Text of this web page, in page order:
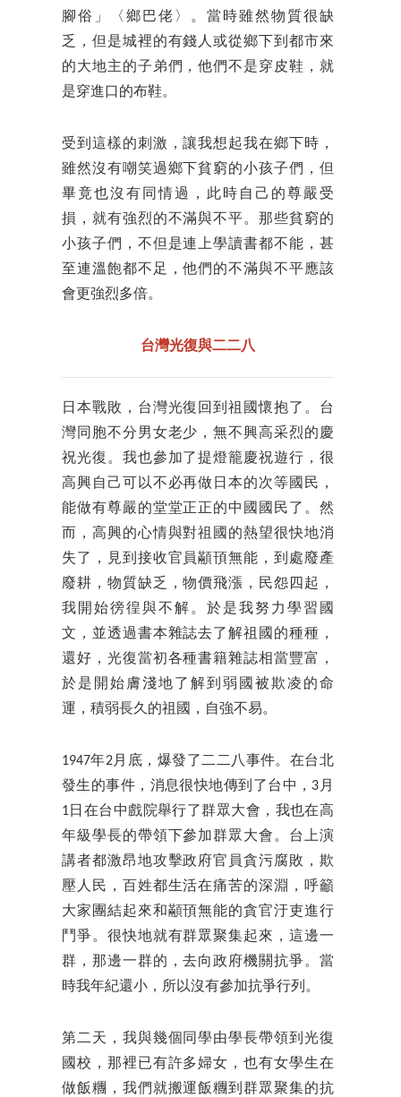
腳俗」〈鄉巴佬〉。當時雖然物質很缺
乏，但是城裡的有錢人或從鄉下到都市來
的大地主的子弟們，他們不是穿皮鞋，就
是穿進口的布鞋。
受到這樣的刺激，讓我想起我在鄉下時，
雖然沒有嘲笑過鄉下貧窮的小孩子們，但
畢竟也沒有同情過，此時自己的尊嚴受
損，就有強烈的不滿與不平。那些貧窮的
小孩子們，不但是連上學讀書都不能，甚
至連溫飽都不足，他們的不滿與不平應該
會更強烈多倍。
台灣光復與二二八
日本戰敗，台灣光復回到祖國懷抱了。台
灣同胞不分男女老少，無不興高采烈的慶
祝光復。我也參加了提燈籠慶祝遊行，很
高興自己可以不必再做日本的次等國民，
能做有尊嚴的堂堂正正的中國國民了。然
而，高興的心情與對祖國的熱望很快地消
失了，見到接收官員顢頇無能，到處廢產
廢耕，物質缺乏，物價飛漲，民怨四起，
我開始徬徨與不解。於是我努力學習國
文，並透過書本雜誌去了解祖國的種種，
還好，光復當初各種書籍雜誌相當豐富，
於是開始膚淺地了解到弱國被欺凌的命
運，積弱長久的祖國，自強不易。
1947年2月底，爆發了二二八事件。在台北
發生的事件，消息很快地傳到了台中，3月
1日在台中戲院舉行了群眾大會，我也在高
年級學長的帶領下參加群眾大會。台上演
講者都激昂地攻擊政府官員貪污腐敗，欺
壓人民，百姓都生活在痛苦的深淵，呼籲
大家團結起來和顢頇無能的貪官汙吏進行
鬥爭。很快地就有群眾聚集起來，這邊一
群，那邊一群的，去向政府機關抗爭。當
時我年紀還小，所以沒有參加抗爭行列。
第二天，我與幾個同學由學長帶領到光復
國校，那裡已有許多婦女，也有女學生在
做飯糰，我們就搬運飯糰到群眾聚集的抗